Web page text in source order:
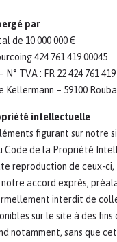
par
de 10 000 000 €
424 761 419 00045
N° TVA : FR 22 424 761 419
Kellermann – 59100
intellectuelle
figurant sur notre
Code de la Propriété
reproduction de ceux-
notre accord exprès,
interdit de
sur le site à des
notamment, sans que